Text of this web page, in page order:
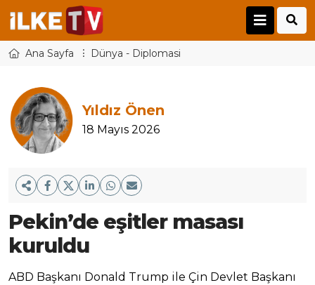
Ana Sayfa Dünya - Diplomasi
Yıldız Önen
18 Mayıs 2026
Pekin’de eşitler masası
kuruldu
ABD Başkanı Donald Trump ile Çin Devlet Başkanı